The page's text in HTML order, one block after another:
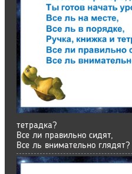
тетрадка?
Все ли правильно сидят,
Все ль внимательно глядят?